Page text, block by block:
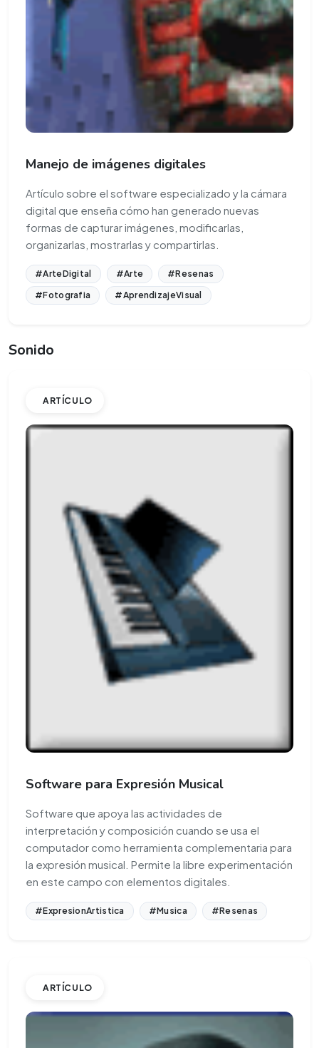
Manejo de imágenes digitales
Artículo sobre el software especializado y la cámara
digital que enseña cómo han generado nuevas
formas de capturar imágenes, modificarlas,
organizarlas, mostrarlas y compartirlas.
#ArteDigital #Arte
#Resenas
#Fotografia
#AprendizajeVisual
Sonido
ARTÍCULO
Software para Expresión Musical
Software que apoya las actividades de
interpretación y composición cuando se usa el
computador como herramienta complementaria para
la expresión musical. Permite la libre experimentación
en este campo con elementos digitales.
#ExpresionArtistica #Musica #Resenas
ARTÍCULO